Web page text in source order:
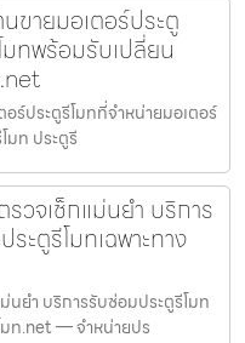
ขายมอเตอร์ประตู
มทพร้อมรับเปลี่ยน
ร์ประตูรีโมทที่จำหน่ายมอเตอร์
มท ประตูรี
วจเช็กแม่นยำ บริการ
ะตูรีโมทเฉพาะทาง
ยำ บริการรับซ่อมประตูรีโมท
มท.net — จำหน่ายปร